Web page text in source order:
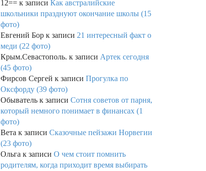
12== к записи Как австралийские
школьники празднуют окончание школы (15
фото)
Евгений Бор к записи 21 интересный факт о
меди (22 фото)
Крым.Севастополь. к записи Артек сегодня
(45 фото)
Фирсов Сергей к записи Прогулка по
Оксфорду (39 фото)
Обыватель к записи Сотня советов от парня,
который немного понимает в финансах (1
фото)
Вета к записи Сказочные пейзажи Норвегии
(23 фото)
Ольга к записи О чем стоит помнить
родителям, когда приходит время выбирать